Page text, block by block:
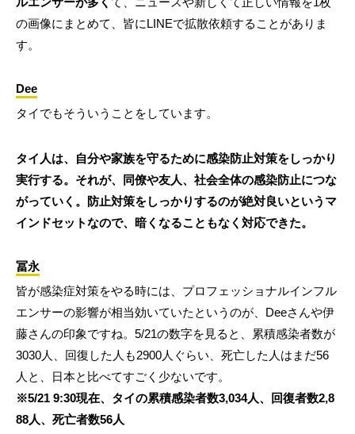
の画像にまとめて、皆にLINEで拡散依頼することがありま
す。
Dee
タイでもそういうことをしています。
タイ人は、自分や家族を守るために感染防止対策をしっかり
実行する。それが、同僚や友人、社会全体の感染防止につな
がっていく。防止対策をしっかりするのが絶対良いというマ
インドセットなので、暗くなることもなく対応できた。
冨永
皆が感染症対策をやる時には、プロフェッショナルインフル
エンサーの影響が相当効いていたというのが、Deeさんや伊
藤さんの印象ですね。5/21の数字を見ると、累積感染者数が
3030人、回復した人も2900人ぐらい、死亡した人はまだ56
人と、日本と比べてすごく少ないです。
※5/21 9:30現在、タイの累積感染者数3,034人、回復者数2,8
88人、死亡者数56人